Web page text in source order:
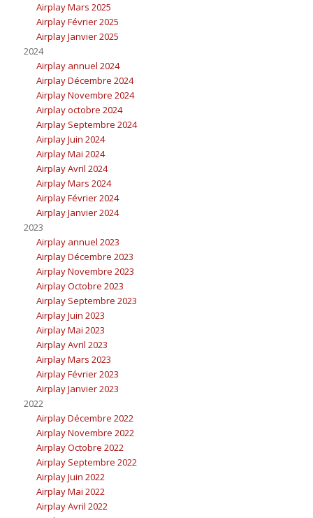
Airplay Mars 2025
Airplay Février 2025
Airplay Janvier 2025
2024
Airplay annuel 2024
Airplay Décembre 2024
Airplay Novembre 2024
Airplay octobre 2024
Airplay Septembre 2024
Airplay Juin 2024
Airplay Mai 2024
Airplay Avril 2024
Airplay Mars 2024
Airplay Février 2024
Airplay Janvier 2024
2023
Airplay annuel 2023
Airplay Décembre 2023
Airplay Novembre 2023
Airplay Octobre 2023
Airplay Septembre 2023
Airplay Juin 2023
Airplay Mai 2023
Airplay Avril 2023
Airplay Mars 2023
Airplay Février 2023
Airplay Janvier 2023
2022
Airplay Décembre 2022
Airplay Novembre 2022
Airplay Octobre 2022
Airplay Septembre 2022
Airplay Juin 2022
Airplay Mai 2022
Airplay Avril 2022